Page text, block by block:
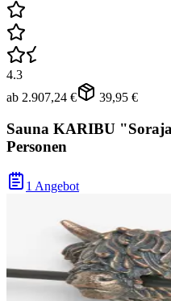
4.3
ab 2.907,24 € 39,95 €
Sauna KARIBU
Personen
1 Angebot